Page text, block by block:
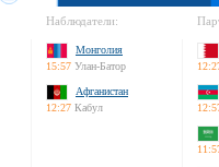
Наблюдатели:
Монголия
15:57 Улан-Батор
Афганистан
12:27 Кабул